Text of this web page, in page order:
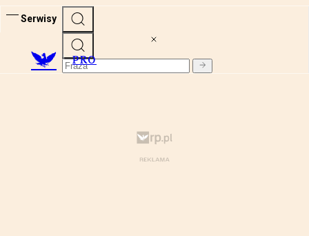
Serwisy
PRO